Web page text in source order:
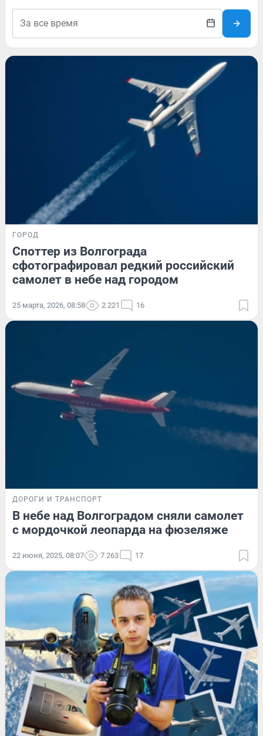
ГОРОД
Споттер из Волгограда
сфотографировал редкий российский
самолет в небе над городом
25 марта, 2026, 08:58 2 221 16
ДОРОГИ И ТРАНСПОРТ
В небе над Волгоградом сняли самолет
с мордочкой леопарда на фюзеляже
22 июня, 2025, 08:07 7 263 17